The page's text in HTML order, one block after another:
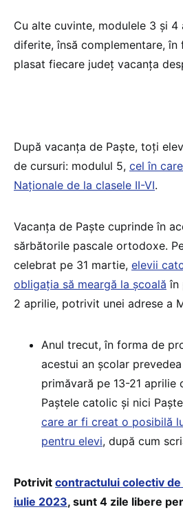
Cu alte cuvinte, modulele 3 și 4
diferite, însă complementare, în
plasat fiecare județ vacanța
După vacanța de Paște, toți
de cursuri: modulul 5, cel în
Naționale de la clasele II-VI.
Vacanța de Paște cuprinde în
sărbătorile pascale ortodoxe.
celebrat pe 31 martie, elevii
obligația să meargă la școală în
2 aprilie, potrivit unei adrese a
Anul trecut, în forma de
acestui an școlar
primăvară pe 13-21 aprilie
Paștele catolic și nici
care ar fi creat o posibilă
pentru elevi, după cum
Potrivit contractului colectiv de
iulie 2023, sunt 4 zile libere